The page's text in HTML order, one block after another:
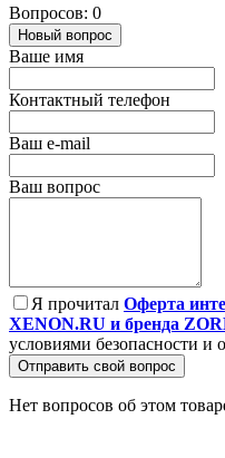
Вопросов: 0
Новый вопрос
Ваше имя
Контактный телефон
Ваш e-mail
Ваш вопрос
Я прочитал Оферта
XENON.RU и бренда
условиями безопасности и
Отправить свой вопрос
Нет вопросов об этом